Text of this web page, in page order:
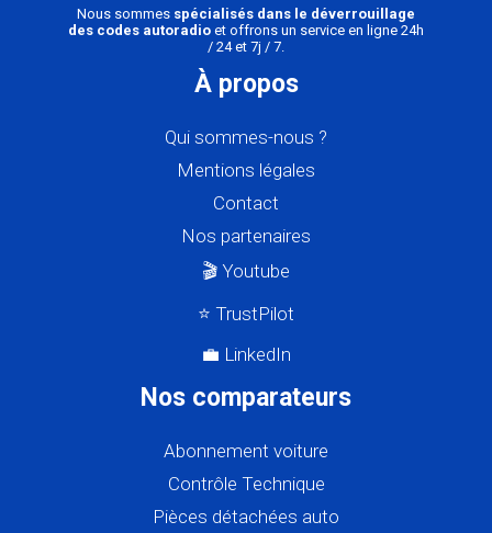
Nous sommes spécialisés dans le déverrouillage
des codes autoradio et offrons un service en ligne 24h
/ 24 et 7j / 7.
À propos
Qui sommes-nous ?
Mentions légales
Contact
Nos partenaires
🎬 Youtube
⭐ TrustPilot
💼 LinkedIn
Nos comparateurs
Abonnement voiture
Contrôle Technique
Pièces détachées auto